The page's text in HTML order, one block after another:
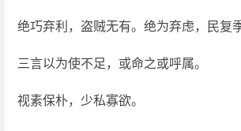
绝巧弃利，盗贼无有。绝为弃虑，民复季
三言以为使不足，或命之或呼属。
视素保朴，少私寡欲。